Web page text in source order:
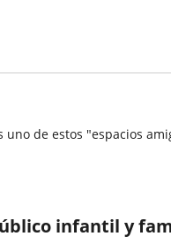
de estos "espacios
infantil y